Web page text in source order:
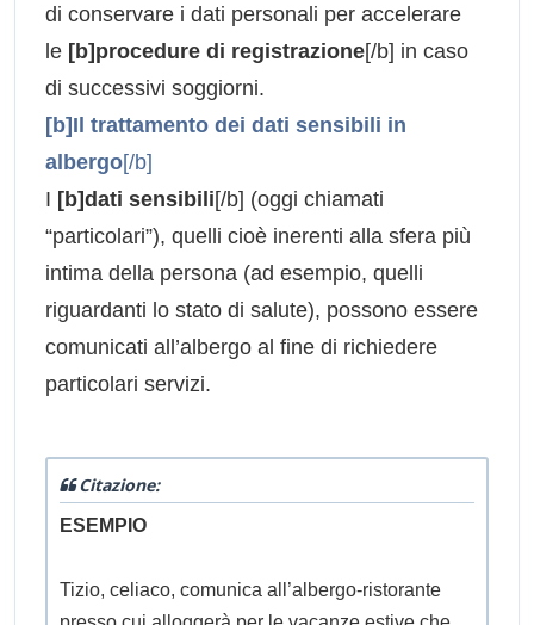
di conservare i dati personali per accelerare
le [b]procedure di registrazione[/b] in caso
di successivi soggiorni.
[b]Il trattamento dei dati sensibili in
albergo[/b]
I [b]dati sensibili[/b] (oggi chiamati
“particolari”), quelli cioè inerenti alla sfera più
intima della persona (ad esempio, quelli
riguardanti lo stato di salute), possono essere
comunicati all’albergo al fine di richiedere
particolari servizi.
Citazione:
ESEMPIO
Tizio, celiaco, comunica all’albergo-ristorante